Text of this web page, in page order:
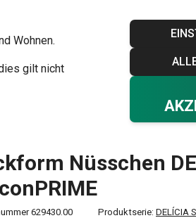
Wohnen.
gilt nicht
Tescoma Club
Favoriten Einloggen
Nüsschen
629430.00 Produktserie: DELÍCIA